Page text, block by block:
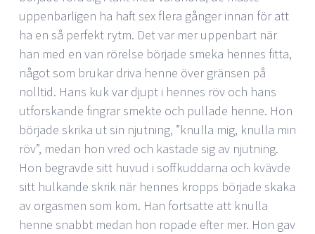
uppenbarligen ha haft sex flera gånger innan för att
ha en så perfekt rytm. Det var mer uppenbart när
han med en van rörelse började smeka hennes fitta,
något som brukar driva henne över gränsen på
nolltid. Hans kuk var djupt i hennes röv och hans
utforskande fingrar smekte och pullade henne. Hon
började skrika ut sin njutning, ”knulla mig, knulla min
röv”, medan hon vred och kastade sig av njutning.
Hon begravde sitt huvud i soffkuddarna och kvävde
sitt hulkande skrik när hennes kropps började skaka
av orgasmen som kom. Han fortsatte att knulla
henne snabbt medan hon ropade efter mer. Hon gav